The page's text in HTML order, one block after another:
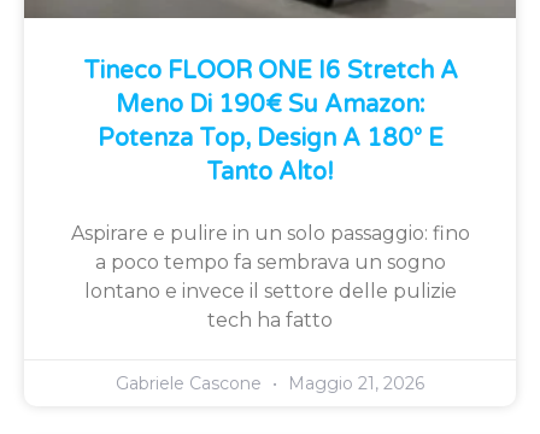
Tineco FLOOR ONE I6 Stretch A
Meno Di 190€ Su Amazon:
Potenza Top, Design A 180° E
Tanto Alto!
Aspirare e pulire in un solo passaggio: fino
a poco tempo fa sembrava un sogno
lontano e invece il settore delle pulizie
tech ha fatto
Gabriele Cascone Maggio 21, 2026